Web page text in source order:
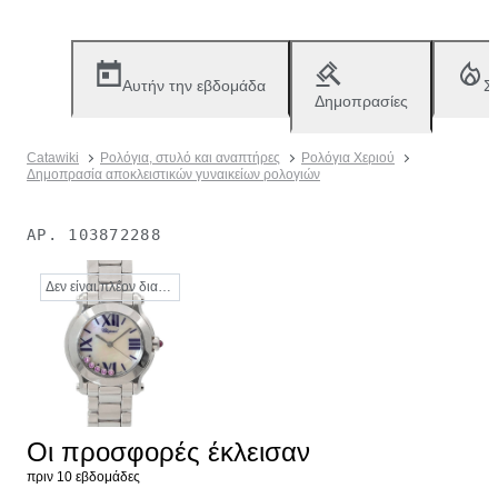
Αυτήν την εβδομάδα
Δημοπρασίες
Catawiki Ρολόγια, στυλό και αναπτήρες
Ρολόγια Χεριού
Δημοπρασία αποκλειστικών γυναικείων ρολογιών
ΑΡ. 103872288
Δεν είναι πλέον διαθέσιμο
Οι προσφορές έκλεισαν
πριν 10 εβδομάδες